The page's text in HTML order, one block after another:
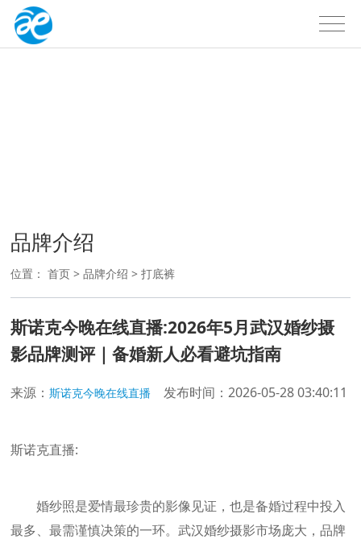
品牌介绍
位置：首页 >品牌介绍 >打底裤
斯诺克今晚在线直播:2026年5月武汉婚纱摄
影品牌测评｜备婚新人必看避坑指南
来源：斯诺克今晚在线直播 发布时间：2026-05-28 03:40:11
斯诺克直播:
婚纱照是爱情最珍贵的影像见证，也是备婚过程中投入
最多、最需谨慎决策的一环。武汉婚纱摄影市场庞大，品牌